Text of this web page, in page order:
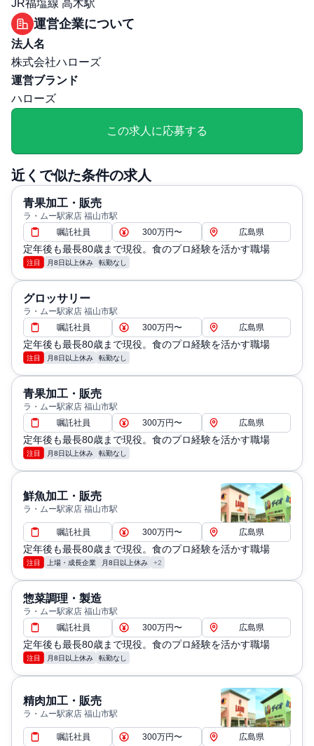
選考プロセス
面接回数: 2回
選考プロセス詳細: 1次：説明会及び適性検査+面接 2次：
最終面接
その他
勤務・休日に関する補足: 年間休日110日
退職・定年に関する補足: 定年60歳
JR福塩線 高木駅
運営企業について
法人名
株式会社ハローズ
運営ブランド
ハローズ
この求人に応募する
近くで似た条件の求人
青果加工・販売
ラ・ムー駅家店 福山市駅
嘱託社員
300万円〜 広島県
定年後も最長80歳まで現役。食のプロ経験を活かす職場
注目 月8日以上休み 転勤なし
グロッサリー
ラ・ムー駅家店 福山市駅
嘱託社員
300万円〜 広島県
定年後も最長80歳まで現役。食のプロ経験を活かす職場
注目 月8日以上休み 転勤なし
青果加工・販売
ラ・ムー駅家店 福山市駅
嘱託社員
300万円〜 広島県
定年後も最長80歳まで現役。食のプロ経験を活かす職場
注目 月8日以上休み 転勤なし
鮮魚加工・販売
ラ・ムー駅家店 福山市駅
嘱託社員 300万円〜 広島県
定年後も最長80歳まで現役。食のプロ経験を活かす職場
注目 上場・成長企業 月8日以上休み +2
惣菜調理・製造
ラ・ムー駅家店 福山市駅
嘱託社員
300万円〜 広島県
定年後も最長80歳まで現役。食のプロ経験を活かす職場
注目 月8日以上休み 転勤なし
精肉加工・販売
ラ・ムー駅家店 福山市駅
嘱託社員 300万円〜 広島県